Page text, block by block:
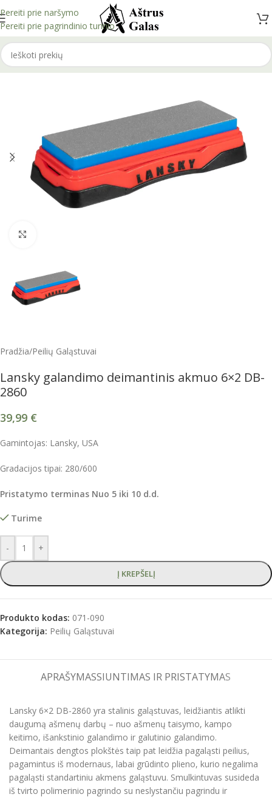
Pereiti prie naršymo
Pereiti prie pagrindinio turinio
Pradžia/Peilių Galąstuvai
Lansky galandimo deimantinis akmuo 6×2 DB-
2860
39,99 €
Gamintojas: Lansky, USA
Gradacijos tipai: 280/600
Pristatymo terminas Nuo 5 iki 10 d.d.
Turime
- +
Į KREPŠELĮ
Produkto kodas: 071-090
Kategorija: Peilių Galąstuvai
APRAŠYMASSIUNTIMAS IR PRISTATYMAS
Lansky 6×2 DB-2860 yra stalinis galąstuvas, leidžiantis atlikti
daugumą ašmenų darbų – nuo ​​ašmenų taisymo, kampo
keitimo, išankstinio galandimo ir galutinio galandimo.
Deimantais dengtos plokštės taip pat leidžia pagaląsti peilius,
pagamintus iš modernaus, labai grūdinto plieno, kurio negalima
pagaląsti standartiniu akmens galąstuvu. Smulkintuvas susideda
iš tvirto polimerinio pagrindo su neslystančiu pagrindu ir